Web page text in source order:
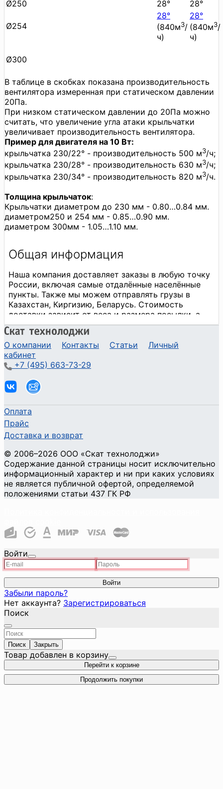
Ø250 28° 28°
Ø254
28°
(840м3/
ч)
28°
(840м3/
ч)
Ø300
В таблице в скобках показана производительность
вентилятора измеренная при статическом давлении
20Па.
При низком статическом давлении до 20Па можно
считать, что увеличение угла атаки крыльчатки
увеличивает производительность вентилятора.
Пример для двигателя на 10 Вт:
крыльчатка 230/22° - производительность 500 м3/ч;
крыльчатка 230/28° - производительность 630 м3/ч;
крыльчатка 230/34° - производительность 820 м3/ч.
Толщина крыльчаток:
Крыльчатки диаметром до 230 мм - 0.80…0.84 мм.
диаметром250 и 254 мм - 0.85…0.90 мм.
диаметром 300мм - 1.05…1.10 мм.
О компании Контакты Статьи
Личный
кабинет
+7 (495) 663-73-29
Оплата
Прайс
Доставка и возврат
© 2006–2026 ООО «Скат технолоджи»
Содержание данной страницы носит исключительно
информационный характер и ни при каких условиях
не является публичной офертой, определяемой
положениями статьи 437 ГК РФ
Войти
Войти
Забыли пароль?
Нет аккаунта? Зарегистрироваться
Поиск
Поиск Закрыть
Товар добавлен в корзину
Перейти к корзине
Продолжить покупки